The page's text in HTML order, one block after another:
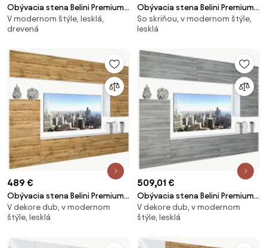
Obývacia stena Belini Premium
Full Version dub sonoma + LED
osvetlenie Nexum 129
V modernom štýle, lesklá,
drevená
Obývacia stena Belini Premium
Full Version biely lesk + LED
osvetlenie Nexum 117
So skriňou, v modernom štýle,
lesklá
489 €
Obývacia stena Belini Premium
Full Version dub wotan + LED
osvetlenie Nexum 132
V dekore dub, v modernom
štýle, lesklá
509,01 €
Obývacia stena Belini Premium
Full Version šedý antracit
Glamour Wood + LED osvetlenie
V dekore dub, v modernom
štýle, lesklá